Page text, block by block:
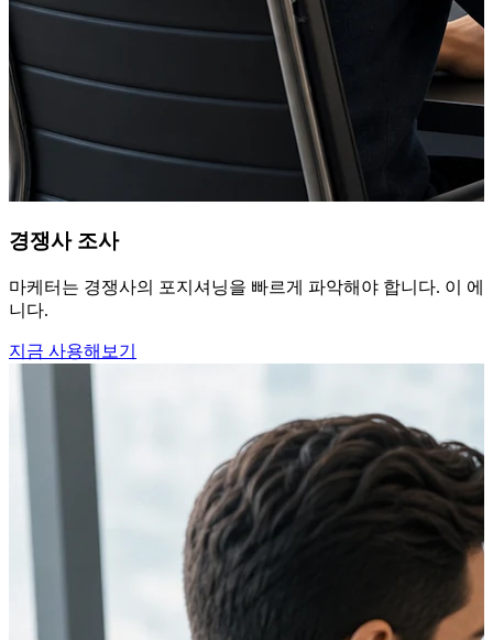
경쟁사 조사
마케터는 경쟁사의 포지셔닝을 빠르게 파악해야 합니다. 이
니다.
지금 사용해보기